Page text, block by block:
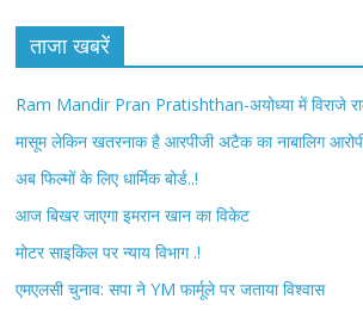
c
b
o
o
t
e
r
ताजा खबरें
Ram Mandir Pran Pratishthan-अयोध्या में विराजे
मासूम लेकिन खतरनाक है आरपीजी अटैक का नाबालिग
अब फिल्मों के लिए धार्मिक बोर्ड..!
आज बिखर जाएगा इमरान खान का विकेट
मोटर साइकिल पर न्याय विभाग .!
एमएलसी चुनाव: सपा ने YM फार्मूले पर जताया विश्वास